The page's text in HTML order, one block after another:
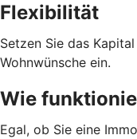
Flexibilität
Setzen Sie das
Wohnwünsche ein.
Wie
Egal, ob Sie eine